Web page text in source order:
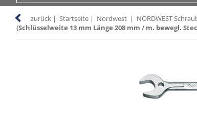
zurück | Startseite | Nordwest | NORDWEST
(Schlüsselweite 13 mm Länge 208 mm / m. bewegl.